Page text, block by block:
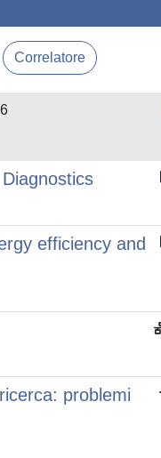
efficiency and
problemi